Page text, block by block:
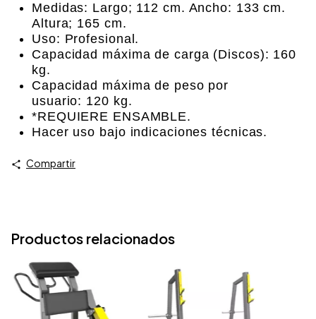
Medidas: Largo; 112 cm. Ancho: 133 cm.
Altura; 165 cm.
Uso: Profesional.
Capacidad máxima de carga (Discos): 160
kg.
Capacidad máxima de peso por
usuario: 120 kg.
*REQUIERE ENSAMBLE.
Hacer uso bajo indicaciones técnicas.
Compartir
Productos relacionados